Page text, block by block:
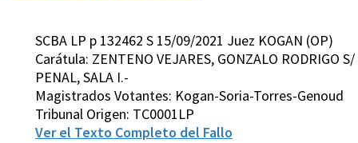
SCBA LP p 132462 S 15/09/2021 Juez KOGAN (OP)
Carátula: ZENTENO VEJARES, GONZALO RODRIGO
PENAL, SALA I.-
Magistrados Votantes: Kogan-Soria-Torres-Genoud
Tribunal Origen: TC0001LP
Ver el Texto Completo del Fallo